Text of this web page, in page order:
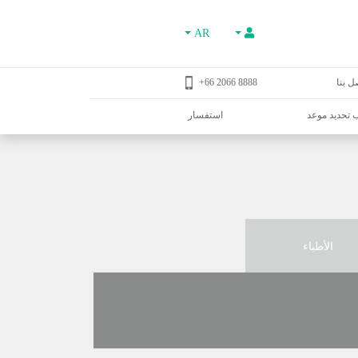
AR
بنا 8888 2066 66+
تحديد موعد استفسار
الأطباء